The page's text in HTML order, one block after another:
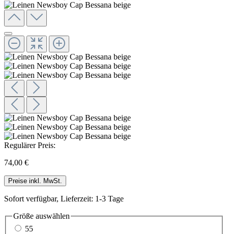
Regulärer Preis:
74,00 €
Preise inkl. MwSt.
Sofort verfügbar, Lieferzeit: 1-3 Tage
Größe auswählen
55